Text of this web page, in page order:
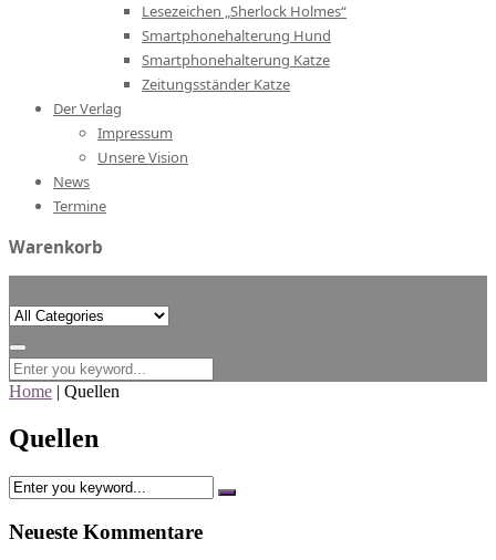
Lesezeichen „Sherlock Holmes“
Smartphonehalterung Hund
Smartphonehalterung Katze
Zeitungsständer Katze
Der Verlag
Impressum
Unsere Vision
News
Termine
Warenkorb
Search
for:
Home | Quellen
Quellen
Neueste Kommentare